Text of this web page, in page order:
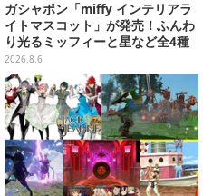
ガシャポン「miffy インテリアラ
イトマスコット」が発売！ふんわ
り光るミッフィーと星など全4種
ラインナップ
2026.8.6